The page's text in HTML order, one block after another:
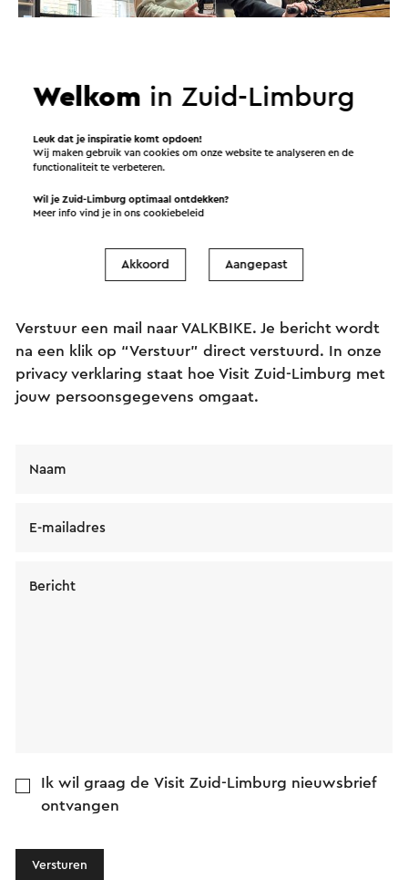
VALKBIKE - E-Bike Tours in Valkenburg
Valkenburg
Verstuur een e-mail
Verstuur een mail naar VALKBIKE. Je bericht wordt
na een klik op “Verstuur” direct verstuurd. In onze
privacy verklaring staat hoe Visit Zuid-Limburg met
jouw persoonsgegevens omgaat.
Naam
E-mailadres
Bericht
Ik wil graag de Visit Zuid-Limburg nieuwsbrief
ontvangen
Versturen
Welkom in Zuid-Limburg
Leuk dat je inspiratie komt opdoen!
Wij maken gebruik van cookies om onze website te analyseren en de
functionaliteit te verbeteren.
Wil je Zuid-Limburg optimaal ontdekken?
Meer info vind je in onscookiebeleid
Akkoord Aangepast